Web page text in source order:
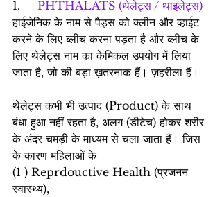
1. PHTHALATS (थेलेट्स / थाइलेट्स)
हाईजेनिक के नाम से पैड्स को क्लीन और व्हाईट
करने के लिए ब्लीच करना पड़ता है और ब्लीच के
लिए थेलेट्स नाम का केमिकल उपयोग में लिया
जाता है, जो की बड़ा ख़तरनाक हैं। ज़हरीला हैं।
थेलेट्स कभी भी उत्पाद (Product) के साथ
बंधा हुआ नहीं रहता है, अलग (डीटेच) होकर शरीर
के अंदर चमड़ी के माध्यम से चला जाता हैं। जिस
के कारण महिलाओं के
(1 ) Reprdouctive Health (प्रजनन
स्वास्थ्य),